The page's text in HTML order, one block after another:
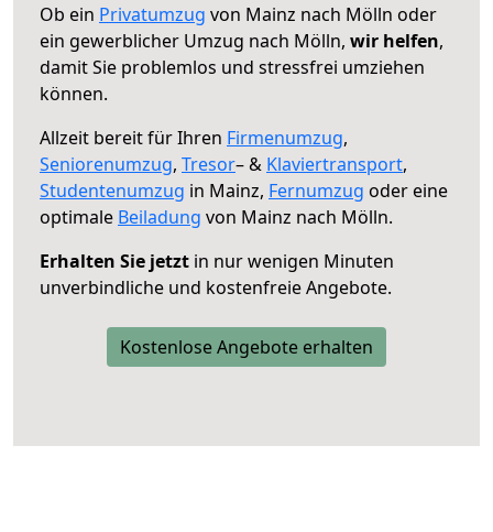
Ob ein Privatumzug von Mainz nach Mölln oder
ein gewerblicher Umzug nach Mölln, wir helfen,
damit Sie problemlos und stressfrei umziehen
können.
Allzeit bereit für Ihren Firmenumzug,
Seniorenumzug, Tresor– & Klaviertransport,
Studentenumzug in Mainz, Fernumzug oder eine
optimale Beiladung von Mainz nach Mölln.
Erhalten Sie jetzt in nur wenigen Minuten
unverbindliche und kostenfreie Angebote.
Kostenlose Angebote erhalten